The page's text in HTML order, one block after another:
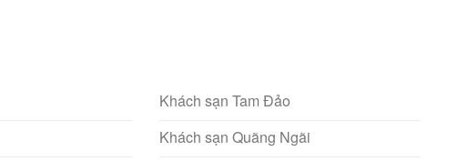
Khách sạn Tam Đảo
Khách sạn Quãng Ngãi